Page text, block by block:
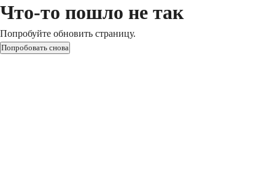
Что-то пошло не так
Попробуйте обновить страницу.
Попробовать снова